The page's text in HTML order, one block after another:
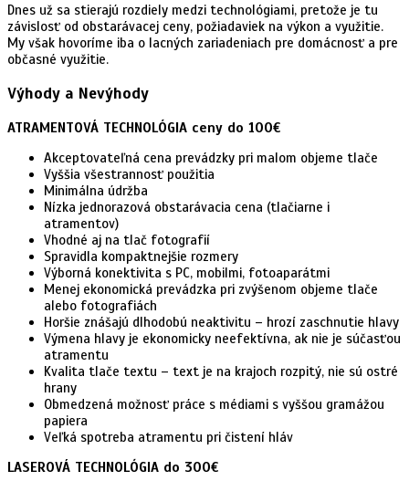
Dnes už sa stierajú rozdiely medzi technológiami, pretože je tu
závislosť od obstarávacej ceny, požiadaviek na výkon a využitie.
My však hovoríme iba o lacných zariadeniach pre domácnosť a pre
občasné využitie.
Výhody a Nevýhody
ATRAMENTOVÁ TECHNOLÓGIA ceny do 100€
Akceptovateľná cena prevádzky pri malom objeme tlače
Vyššia všestrannosť použitia
Minimálna údržba
Nízka jednorazová obstarávacia cena (tlačiarne i
atramentov)
Vhodné aj na tlač fotografií
Spravidla kompaktnejšie rozmery
Výborná konektivita s PC, mobilmi, fotoaparátmi
Menej ekonomická prevádzka pri zvýšenom objeme tlače
alebo fotografiách
Horšie znášajú dlhodobú neaktivitu – hrozí zaschnutie hlavy
Výmena hlavy je ekonomicky neefektívna, ak nie je súčasťou
atramentu
Kvalita tlače textu – text je na krajoch rozpitý, nie sú ostré
hrany
Obmedzená možnosť práce s médiami s vyššou gramážou
papiera
Veľká spotreba atramentu pri čistení hláv
LASEROVÁ TECHNOLÓGIA do 300€